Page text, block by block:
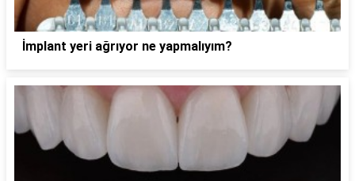
İmplant yeri ağrıyor ne yapmalıyım?